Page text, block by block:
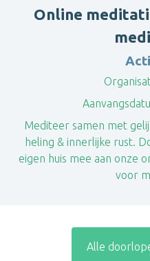
Online
Mediteer samen met
heling & innerlijke rust.
eigen huis mee aan onze
voor
Alle